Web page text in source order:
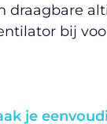
draagbare
bij
je